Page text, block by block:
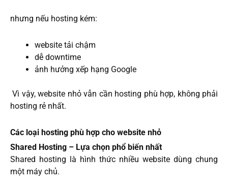
nhưng nếu hosting kém:
website tải chậm
dễ downtime
ảnh hưởng xếp hạng Google
Vì vậy, website nhỏ vẫn cần hosting phù hợp, không phải
hosting rẻ nhất.
Các loại hosting phù hợp cho website nhỏ
Shared Hosting – Lựa chọn phổ biến nhất
Shared hosting là hình thức nhiều website dùng chung
một máy chủ.